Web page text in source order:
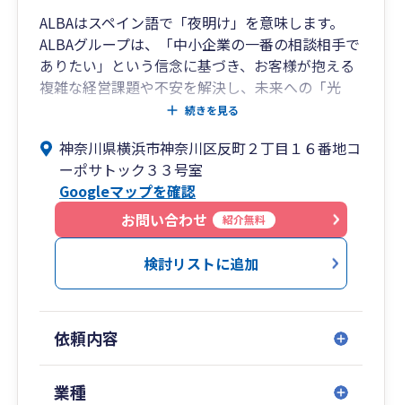
法人相続には株式評価という課題もありより戦略
的な取り組みが必要です。
【AＩやアプリの結果を添削します】
生成過程がブラックボックスではの正しさを担保
できません。年一で行う複雑な法人の決算申告な
どには専門家の検証が有効です。
【知力体力を維持し老化防止】
リタイアすると一気に衰えますが「起業」なら若
い世代の邪魔にならずに認知症も予防できます。
創造的に活動する気持ちが大切です。
【先が見えない不安を解消】
NISA等のお金対策だけでは将来不安は解消できま
せん。明るく道を照らすには帳簿の理解が重要と
ALBAはスペイン語で「夜明け」を意味します。
ALBAグループは、「中小企業の一番の相談相手で
ありたい」という信念に基づき、お客様が抱える
複雑な経営課題や不安を解決し、未来への「光
明」となることをお約束します。
1.クラウド会計の活用： 資金繰り、業務効率、利
益構造など、お客様が抱える課題に対し、リアル
タイムデータを駆使して迅速に本質的な解決策を
導き出します。データに基づいた戦略的なアドバ
イスで、未来への不安を解消します。
2.多くのソリューションを持つワンストップ体
プで提供。お客様が新しい成長を迎え、その後も
継続的に発展していくための盤石な基盤づくりを
徹底的にサポートします。
続きを見る
神奈川県横浜市神奈川区反町２丁目１６番地コ
ーポサトック３３号室
Googleマップを確認
お問い合わせ
紹介無料
検討リストに追加
依頼内容
業種